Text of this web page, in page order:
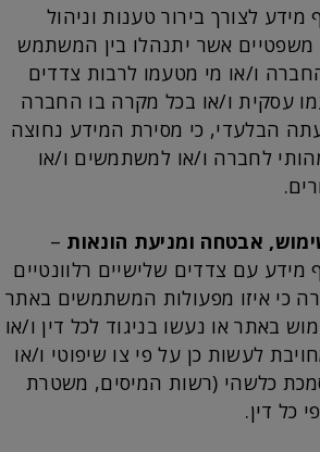
לצורך בירור טענות וניהול
משפטיים אשר יתנהלו בין המשתמש
ו/או מי מטעמו לרבות צדדים
עסקית ו/או בכל מקרה בו החברה
הבלעדי, כי מסירת המידע נחוצה
לחברה ו/או למשתמשים ו/או
אבטחה ומניעת הונאות –
עם צדדים שלישיים רלוונטיים
כי איזו מפעולות המשתמשים באתר
באתר או נעשו בניגוד לכל דין ו/או
לעשות כן על פי צו שיפוטי ו/או
כלשהי (רשות המיסים, משטרת
כל דין.